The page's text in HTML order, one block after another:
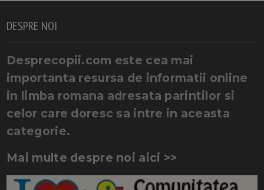
DESPRE NOI
Desprecopii.com este cea mai
importanta resursa de informatii online
in limba romana adresata parintilor si
celor care doresc sa intre in aceasta
categorie.
Mai multe despre noi aici >>